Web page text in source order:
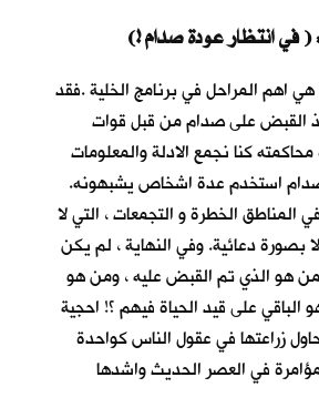
اهم المراحل في برنامج الخلية .فقد
القبض على صدام من قبل قوات
كنا نجمع الادلة والمعلومات
استخدم عدة اشخاص يشبهونه.
الخطرة و التجمعات ، التي لا
بصورة دعائية. وفي النهاية ، لم يكن
هو الذي تم القبض عليه ، ومن هو
الباقي على قيد الحياة فيهم ؟! احجية
زراعتها في عقول الناس كواحدة
في العصر الحديث واشدها